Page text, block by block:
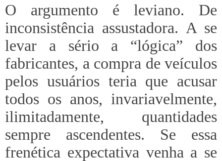
O argumento é leviano. De
inconsistência assustadora. A se
levar a sério a “lógica” dos
fabricantes, a compra de veículos
pelos usuários teria que acusar
todos os anos, invariavelmente,
ilimitadamente, quantidades
sempre ascendentes. Se essa
frenética expectativa venha a se